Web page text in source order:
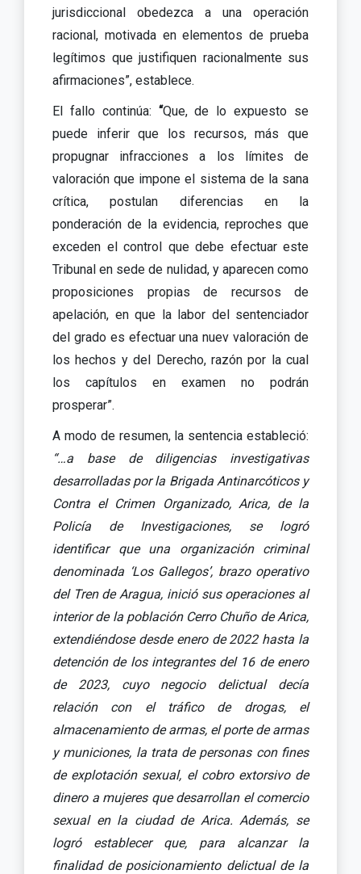
jurisdiccional obedezca a una operación
racional, motivada en elementos de prueba
legítimos que justifiquen racionalmente sus
afirmaciones”, establece.
El fallo continúa: “Que, de lo expuesto se
puede inferir que los recursos, más que
propugnar infracciones a los límites de
valoración que impone el sistema de la sana
crítica, postulan diferencias en la
ponderación de la evidencia, reproches que
exceden el control que debe efectuar este
Tribunal en sede de nulidad, y aparecen como
proposiciones propias de recursos de
apelación, en que la labor del sentenciador
del grado es efectuar una nuev valoración de
los hechos y del Derecho, razón por la cual
los capítulos en examen no podrán
prosperar”.
A modo de resumen, la sentencia estableció:
“…a base de
diligencias investigativas
desarrolladas por la Brigada Antinarcóticos y
Contra el Crimen Organizado, Arica, de la
Policía de Investigaciones, se logró
identificar que
una organización criminal
denominada ‘Los Gallegos’, brazo operativo
del Tren de Aragua, inició sus operaciones al
interior de la población Cerro Chuño de Arica,
extendiéndose desde enero de 2022 hasta la
detención de los integrantes del 16 de enero
de 2023, cuyo negocio delictual decía
relación con el tráfico de drogas, el
almacenamiento de armas, el porte de armas
y municiones, la trata de personas con fines
de explotación sexual, el cobro extorsivo de
dinero a mujeres que desarrollan el comercio
sexual en la ciudad de Arica. Además, se
logró establecer que, para alcanzar la
finalidad de posicionamiento delictual de la